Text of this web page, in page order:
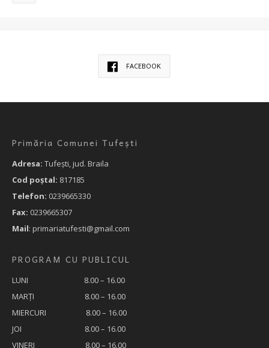
FACEBOOK
Primăria Comunei Tufești
Adresa: Tufeşti, jud. Braila
Cod poştal: 817185
Telefon: 0239665330
Fax: 0239665307
Mail: primariatufesti@gmail.com
PROGRAM CU PUBLICUL
LUNI 8.00 – 16.00
MARȚI 8.00 – 16.00
MIERCURI 8.00 – 16.00
JOI 8.00 – 16.00
VINERI 8.00 – 16.00